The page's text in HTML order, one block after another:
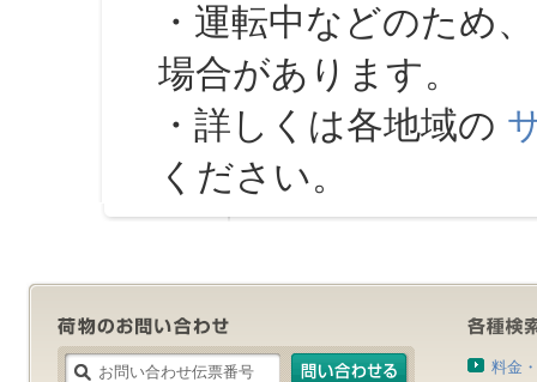
・運転中などのため
場合があります。
・詳しくは各地域の
ください。
料金